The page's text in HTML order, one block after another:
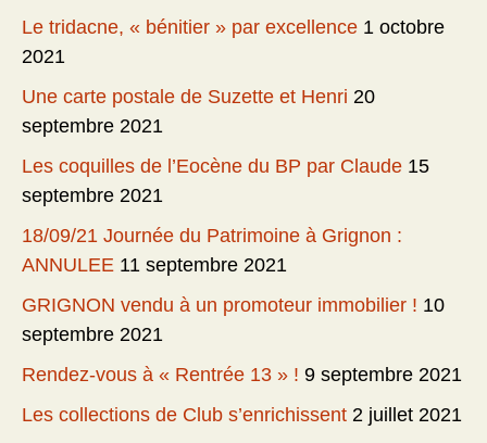
Le tridacne, « bénitier » par excellence 1 octobre
2021
Une carte postale de Suzette et Henri 20
septembre 2021
Les coquilles de l’Eocène du BP par Claude 15
septembre 2021
18/09/21 Journée du Patrimoine à Grignon :
ANNULEE 11 septembre 2021
GRIGNON vendu à un promoteur immobilier ! 10
septembre 2021
Rendez-vous à « Rentrée 13 » ! 9 septembre 2021
Les collections de Club s’enrichissent 2 juillet 2021